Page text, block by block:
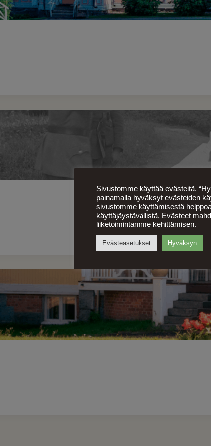
Sivustomme käyttää evästeitä.
painamalla hyväksyt evästeiden
sivustomme käyttämisestä
käyttäjäystävällistä. Evästeet
liiketoimintamme kehittämisen.
Evästeasetukset Hyväksyn